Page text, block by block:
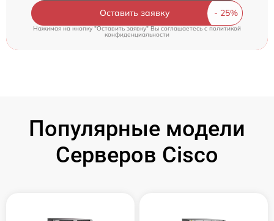
Оставить заявку
Нажимая на кнопку "Оставить заявку" Вы соглашаетесь cполитикой
конфиденциальности
Популярные модели
Серверов Cisco